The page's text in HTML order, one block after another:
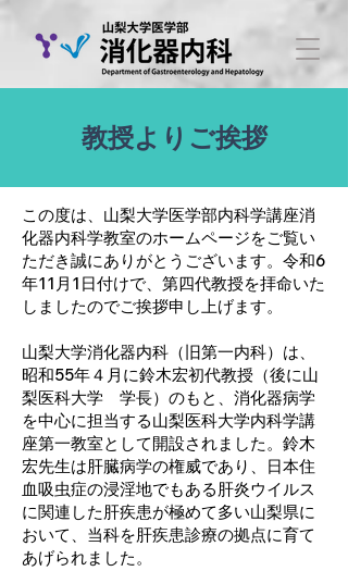
教授よりご挨拶
この度は、山梨大学医学部内科学講座消
化器内科学教室のホームページをご覧い
ただき誠にありがとうございます。令和6
年11月1日付けで、第四代教授を拝命いた
しましたのでご挨拶申し上げます。
山梨大学消化器内科（旧第一内科）は、
昭和55年４月に鈴木宏初代教授（後に山
梨医科大学 学長）のもと、消化器病学
を中心に担当する山梨医科大学内科学講
座第一教室として開設されました。鈴木
宏先生は肝臓病学の権威であり、日本住
血吸虫症の浸淫地でもある肝炎ウイルス
に関連した肝疾患が極めて多い山梨県に
おいて、当科を肝疾患診療の拠点に育て
あげられました。